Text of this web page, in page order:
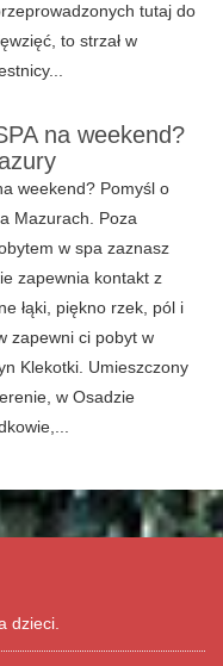
tutaj do
to strzał w
na weekend?
weekend? Pomyśl o
Mazurach. Poza
w spa zaznasz
zapewnia kontakt z
łąki, piękno rzek, pól i
zapewni ci pobyt w
Klekotki. Umieszczony
w Osadzie
dzieci.